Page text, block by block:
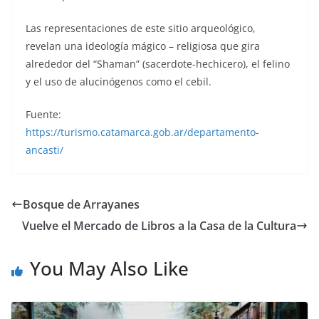
Las representaciones de este sitio arqueológico,
revelan una ideología mágico – religiosa que gira
alrededor del “Shaman” (sacerdote-hechicero), el felino
y el uso de alucinógenos como el cebil.
Fuente:
https://turismo.catamarca.gob.ar/departamento-
ancasti/
Bosque de Arrayanes
Vuelve el Mercado de Libros a la Casa de la Cultura
You May Also Like